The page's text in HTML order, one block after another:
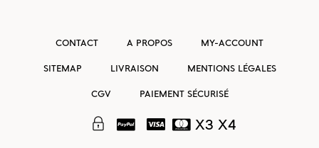
CONTACT A PROPOS MY-ACCOUNT
SITEMAP LIVRAISON MENTIONS LÉGALES
CGV PAIEMENT SÉCURISÉ
X3 X4